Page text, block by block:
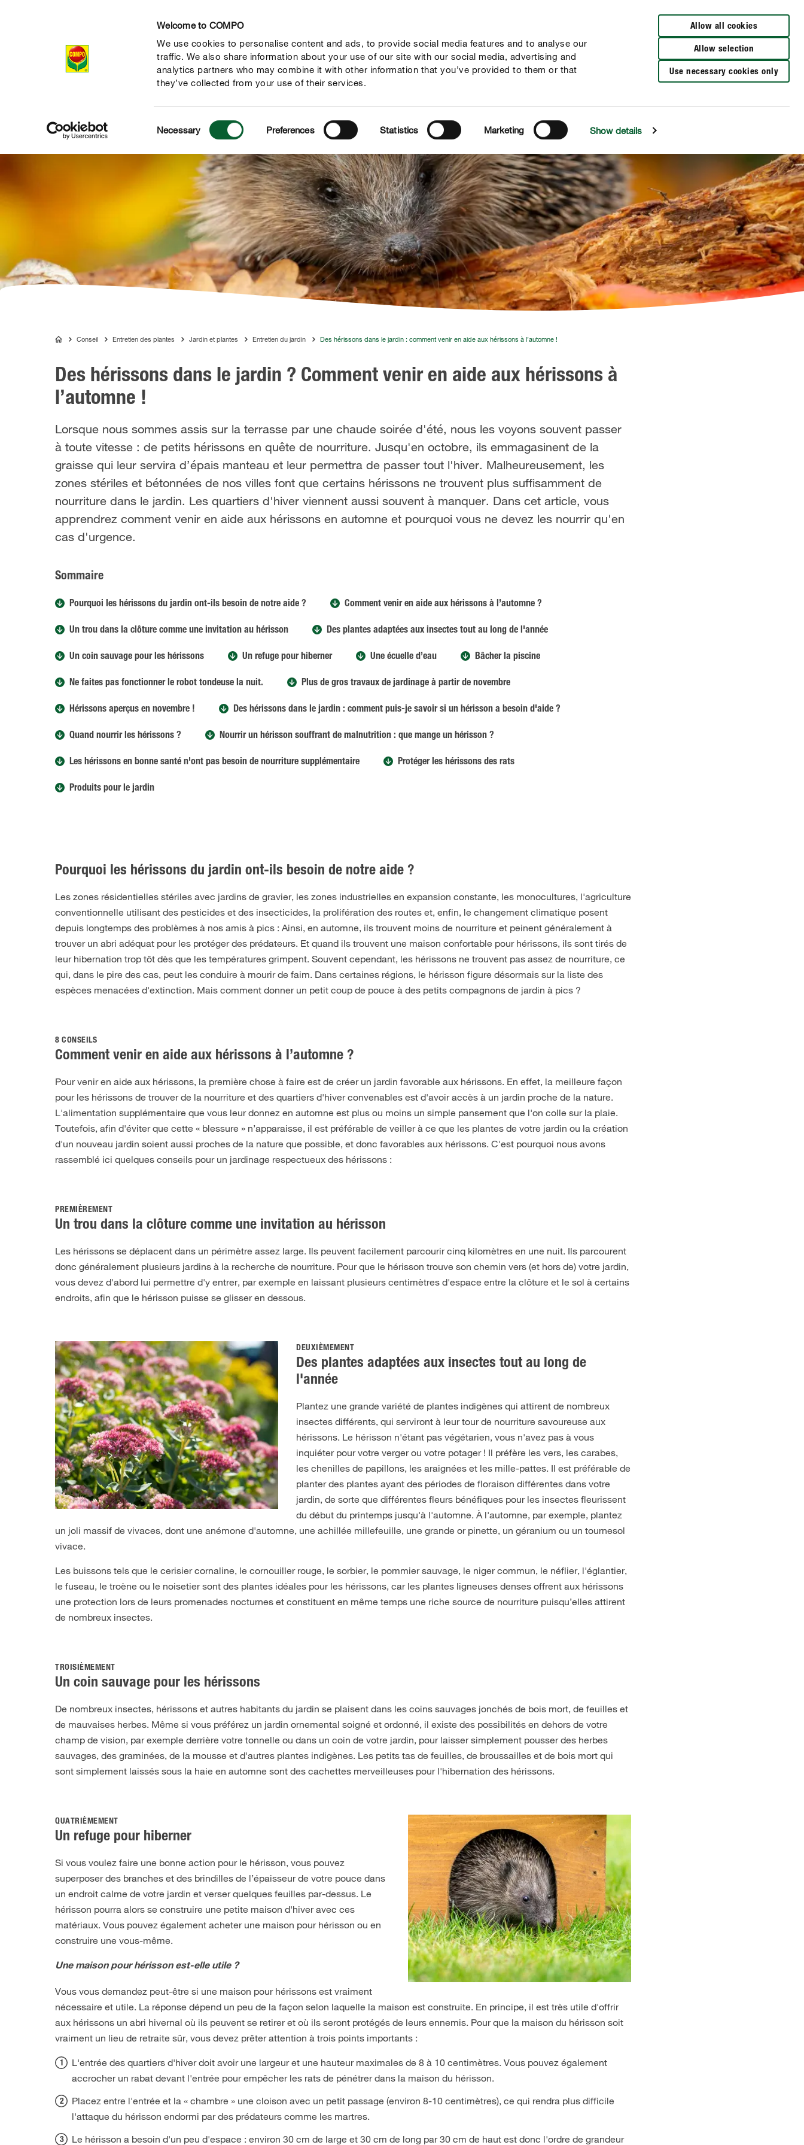
Welcome to COMPO
We use cookies to personalise content and ads, to provide social media features and to analyse our
traffic. We also share information about your use of our site with our social media, advertising and
analytics partners who may combine it with other information that you’ve provided to them or that
they’ve collected from your use of their services.
Selection
Necessary Preferences Statistics Marketing Show details
Allow all cookies
Allow selection
Use necessary cookies only
Distributeurs à proximité
Produits Conseil Thèmes Service Qui sommes-nous?
COMPOConseil Entretien des plantes Jardin et plantes Entretien du jardin Des hérissons dans le jardin : comment venir en aide aux hérissons à l’automne !
Des hérissons dans le jardin ? Comment venir en aide aux hérissons à
l’automne !
Lorsque nous sommes assis sur la terrasse par une chaude soirée d'été, nous les voyons souvent passer
à toute vitesse : de petits hérissons en quête de nourriture. Jusqu'en octobre, ils emmagasinent de la
graisse qui leur servira d’épais manteau et leur permettra de passer tout l'hiver. Malheureusement, les
zones stériles et bétonnées de nos villes font que certains hérissons ne trouvent plus suffisamment de
nourriture dans le jardin. Les quartiers d'hiver viennent aussi souvent à manquer. Dans cet article, vous
apprendrez comment venir en aide aux hérissons en automne et pourquoi vous ne devez les nourrir qu'en
cas d'urgence.
Sommaire
Pourquoi les hérissons du jardin ont-ils besoin de notre aide ? Comment venir en aide aux hérissons à l’automne ?
Un trou dans la clôture comme une invitation au hérisson Des plantes adaptées aux insectes tout au long de l'année
Un coin sauvage pour les hérissons Un refuge pour hiberner Une écuelle d’eau Bâcher la piscine
Ne faites pas fonctionner le robot tondeuse la nuit. Plus de gros travaux de jardinage à partir de novembre
Hérissons aperçus en novembre ! Des hérissons dans le jardin : comment puis-je savoir si un hérisson a besoin d'aide ?
Quand nourrir les hérissons ? Nourrir un hérisson souffrant de malnutrition : que mange un hérisson ?
Les hérissons en bonne santé n'ont pas besoin de nourriture supplémentaire Protéger les hérissons des rats
Produits pour le jardin
Pourquoi les hérissons du jardin ont-ils besoin de notre aide ?
Les zones résidentielles stériles avec jardins de gravier, les zones industrielles en expansion constante, les monocultures, l'agriculture
conventionnelle utilisant des pesticides et des insecticides, la prolifération des routes et, enfin, le changement climatique posent
depuis longtemps des problèmes à nos amis à pics : Ainsi, en automne, ils trouvent moins de nourriture et peinent généralement à
trouver un abri adéquat pour les protéger des prédateurs. Et quand ils trouvent une maison confortable pour hérissons, ils sont tirés de
leur hibernation trop tôt dès que les températures grimpent. Souvent cependant, les hérissons ne trouvent pas assez de nourriture, ce
qui, dans le pire des cas, peut les conduire à mourir de faim. Dans certaines régions, le hérisson figure désormais sur la liste des
espèces menacées d'extinction. Mais comment donner un petit coup de pouce à des petits compagnons de jardin à pics ?
8 CONSEILS
Comment venir en aide aux hérissons à l’automne ?
Pour venir en aide aux hérissons, la première chose à faire est de créer un jardin favorable aux hérissons. En effet, la meilleure façon
pour les hérissons de trouver de la nourriture et des quartiers d'hiver convenables est d'avoir accès à un jardin proche de la nature.
L'alimentation supplémentaire que vous leur donnez en automne est plus ou moins un simple pansement que l'on colle sur la plaie.
Toutefois, afin d'éviter que cette « blessure » n’apparaisse, il est préférable de veiller à ce que les plantes de votre jardin ou la création
d'un nouveau jardin soient aussi proches de la nature que possible, et donc favorables aux hérissons. C'est pourquoi nous avons
rassemblé ici quelques conseils pour un jardinage respectueux des hérissons :
PREMIÈREMENT
Un trou dans la clôture comme une invitation au hérisson
Les hérissons se déplacent dans un périmètre assez large. Ils peuvent facilement parcourir cinq kilomètres en une nuit. Ils parcourent
donc généralement plusieurs jardins à la recherche de nourriture. Pour que le hérisson trouve son chemin vers (et hors de) votre jardin,
vous devez d'abord lui permettre d'y entrer, par exemple en laissant plusieurs centimètres d'espace entre la clôture et le sol à certains
endroits, afin que le hérisson puisse se glisser en dessous.
DEUXIÈMEMENT
Des plantes adaptées aux insectes tout au long de
l'année
Plantez une grande variété de plantes indigènes qui attirent de nombreux
insectes différents, qui serviront à leur tour de nourriture savoureuse aux
hérissons. Le hérisson n'étant pas végétarien, vous n'avez pas à vous
inquiéter pour votre verger ou votre potager ! Il préfère les vers, les carabes,
les chenilles de papillons, les araignées et les mille-pattes. Il est préférable de
planter des plantes ayant des périodes de floraison différentes dans votre
jardin, de sorte que différentes fleurs bénéfiques pour les insectes fleurissent
du début du printemps jusqu'à l'automne. À l'automne, par exemple, plantez
un joli massif de vivaces, dont une anémone d'automne, une achillée millefeuille, une grande or pinette, un géranium ou un tournesol
vivace.
Les buissons tels que le cerisier cornaline, le cornouiller rouge, le sorbier, le pommier sauvage, le niger commun, le néflier, l'églantier,
le fuseau, le troène ou le noisetier sont des plantes idéales pour les hérissons, car les plantes ligneuses denses offrent aux hérissons
une protection lors de leurs promenades nocturnes et constituent en même temps une riche source de nourriture puisqu’elles attirent
de nombreux insectes.
TROISIÈMEMENT
Un coin sauvage pour les hérissons
De nombreux insectes, hérissons et autres habitants du jardin se plaisent dans les coins sauvages jonchés de bois mort, de feuilles et
de mauvaises herbes. Même si vous préférez un jardin ornemental soigné et ordonné, il existe des possibilités en dehors de votre
champ de vision, par exemple derrière votre tonnelle ou dans un coin de votre jardin, pour laisser simplement pousser des herbes
sauvages, des graminées, de la mousse et d'autres plantes indigènes. Les petits tas de feuilles, de broussailles et de bois mort qui
sont simplement laissés sous la haie en automne sont des cachettes merveilleuses pour l'hibernation des hérissons.
QUATRIÈMEMENT
Un refuge pour hiberner
Si vous voulez faire une bonne action pour le hérisson, vous pouvez
superposer des branches et des brindilles de l’épaisseur de votre pouce dans
un endroit calme de votre jardin et verser quelques feuilles par-dessus. Le
hérisson pourra alors se construire une petite maison d'hiver avec ces
matériaux. Vous pouvez également acheter une maison pour hérisson ou en
construire une vous-même.
Une maison pour hérisson est-elle utile ?
Vous vous demandez peut-être si une maison pour hérissons est vraiment
nécessaire et utile. La réponse dépend un peu de la façon selon laquelle la maison est construite. En principe, il est très utile d'offrir
aux hérissons un abri hivernal où ils peuvent se retirer et où ils seront protégés de leurs ennemis. Pour que la maison du hérisson soit
vraiment un lieu de retraite sûr, vous devez prêter attention à trois points importants :
L'entrée des quartiers d'hiver doit avoir une largeur et une hauteur maximales de 8 à 10 centimètres. Vous pouvez également
accrocher un rabat devant l'entrée pour empêcher les rats de pénétrer dans la maison du hérisson.
Placez entre l'entrée et la « chambre » une cloison avec un petit passage (environ 8-10 centimètres), ce qui rendra plus difficile
l'attaque du hérisson endormi par des prédateurs comme les martres.
Le hérisson a besoin d'un peu d'espace : environ 30 cm de large et 30 cm de long par 30 cm de haut est donc l'ordre de grandeur